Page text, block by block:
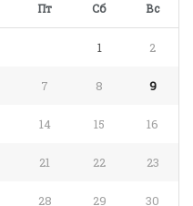
Пт Сб Вс
1 2
7 8 9
14 15 16
21 22 23
28 29 30